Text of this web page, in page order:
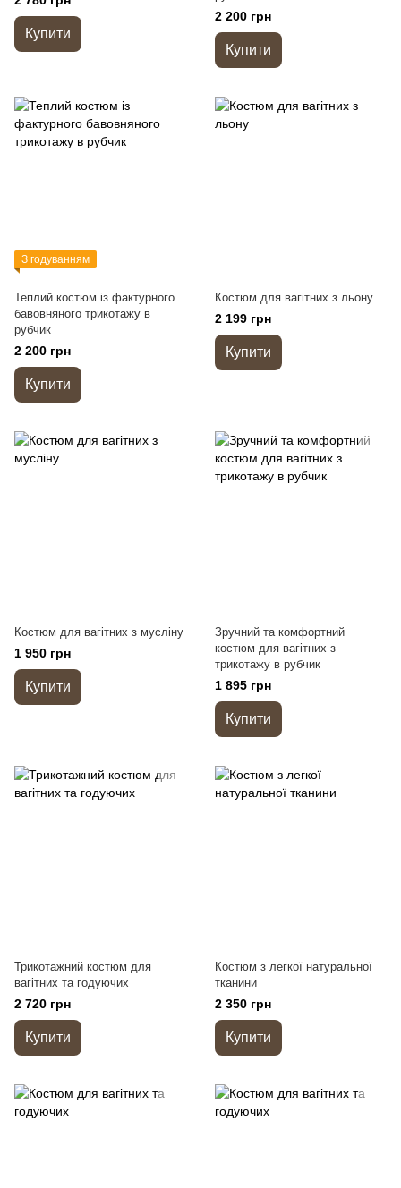
Купити
2 200 грн
Купити
З годуванням
Теплий костюм із фактурного
бавовняного трикотажу в
рубчик
2 200 грн
Купити
Костюм для вагітних з льону
2 199 грн
Купити
Костюм для вагітних з мусліну
1 950 грн
Купити
Зручний та комфортний
костюм для вагітних з
трикотажу в рубчик
1 895 грн
Купити
Трикотажний костюм для
вагітних та годуючих
2 720 грн
Купити
Костюм з легкої натуральної
тканини
2 350 грн
Купити